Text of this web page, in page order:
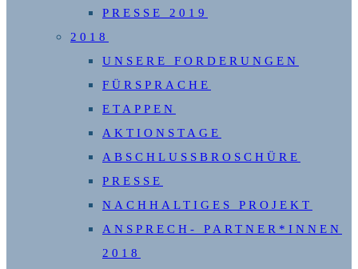
PRESSE 2019
2018
UNSERE FORDERUNGEN
FÜRSPRACHE
ETAPPEN
AKTIONSTAGE
ABSCHLUSSBROSCHÜRE
PRESSE
NACHHALTIGES PROJEKT
ANSPRECH- PARTNER*INNEN
2018